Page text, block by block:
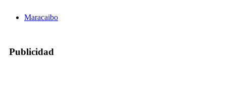
Maracaibo
Publicidad